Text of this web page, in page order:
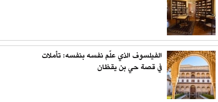
الفيلسوف الذي علّم نفسه بنفسه: تأملات
في قصة حي بن يقظان